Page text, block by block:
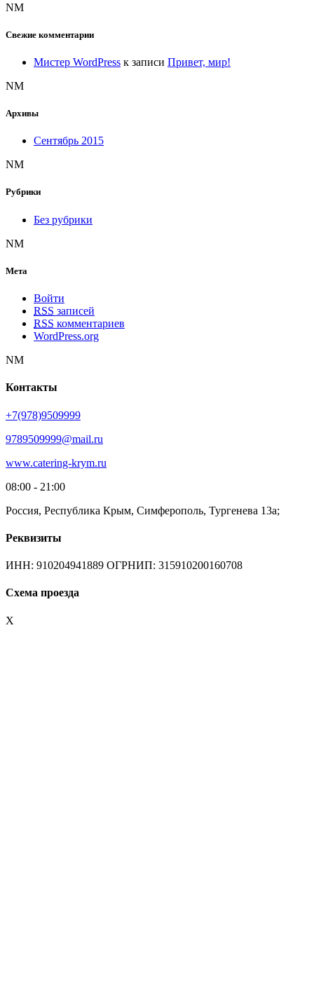
NM
Свежие комментарии
Мистер WordPress к записи Привет, мир!
NM
Архивы
Сентябрь 2015
NM
Рубрики
Без рубрики
NM
Мета
Войти
RSS записей
RSS комментариев
WordPress.org
NM
Контакты
+7(978)9509999
9789509999@mail.ru
www.catering-krym.ru
08:00 - 21:00
Россия, Республика Крым, Симферополь, Тургенева 13а;
Реквизиты
ИНН: 910204941889 ОГРНИП: 315910200160708
Схема проезда
X